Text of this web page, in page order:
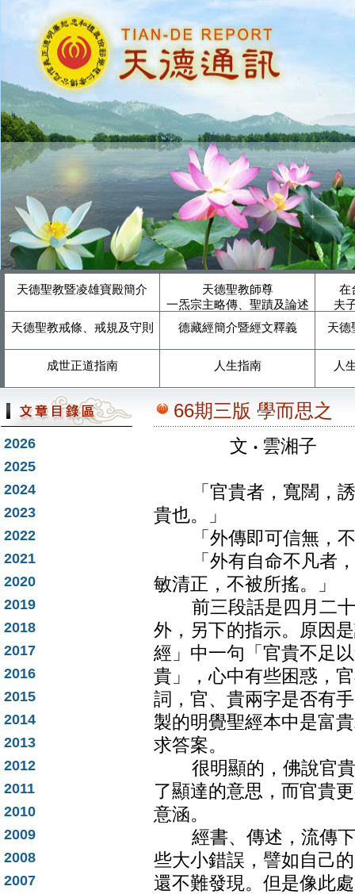
天德聖教暨凌雄寶殿簡介
天德聖教師尊
一炁宗主略傳、聖蹟及論述
在
夫
天德聖教戒條、戒規及守則
德藏經簡介暨經文釋義 天德
成世正道指南 人生指南 人
2026
2025
2024
2023
2022
2021
2020
2019
2018
2017
2016
2015
2014
2013
2012
2011
2010
2009
2008
2007
66期三版 學而思之
文 ‧ 雲湘子
「官貴者，寬闊，誘
貴也。」
「外傳即可信無，不
「外有自命不凡者，
敏清正，不被所搖。」
前三段話是四月二十
外，另下的指示。原因
經」中一句「官貴不足
貴」，心中有些困惑，
詞，官、貴兩字是否有
製的明覺聖經本中是富
求答案。
很明顯的，佛說官貴
了顯達的意思，而官貴
意涵。
經書、傳述，流傳下
些大小錯誤，譬如自己
還不難發現。但是像此